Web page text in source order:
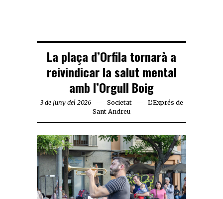
La plaça d’Orfila tornarà a
reivindicar la salut mental
amb l’Orgull Boig
3 de juny del 2026 Societat
L'Exprés de
Sant Andreu